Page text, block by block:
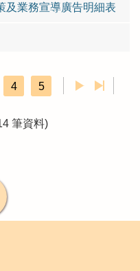
及業務宣導廣告明細表
4 5
筆資料)